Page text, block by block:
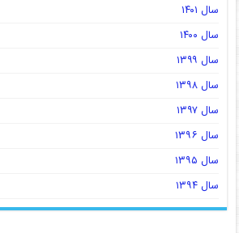
سال ۱۴۰۱
سال ۱۴۰۰
سال ۱۳۹۹
سال ۱۳۹۸
سال ۱۳۹۷
سال ۱۳۹۶
سال ۱۳۹۵
سال ۱۳۹۴